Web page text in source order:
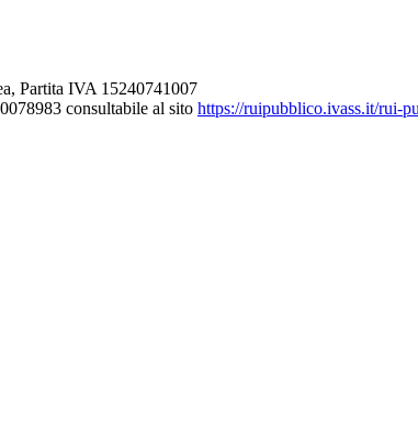
Partita IVA 15240741007
consultabile al sito https://ruipubblico.ivass.it/rui-